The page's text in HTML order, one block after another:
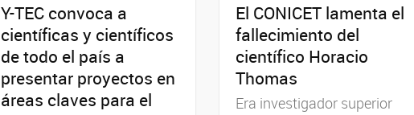
Y-TEC convoca a
científicas y científicos
de todo el país a
presentar proyectos en
áreas claves para el
El CONICET lamenta el
fallecimiento del
científico Horacio
Thomas
Era investigador superior